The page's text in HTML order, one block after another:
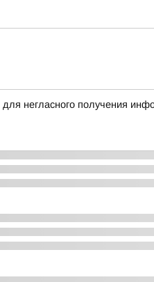
негласного получения